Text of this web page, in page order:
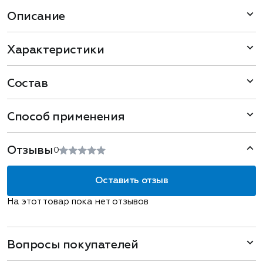
Описание
Характеристики
Состав
Способ применения
Отзывы 0
Оставить отзыв
На этот товар пока нет отзывов
Вопросы покупателей